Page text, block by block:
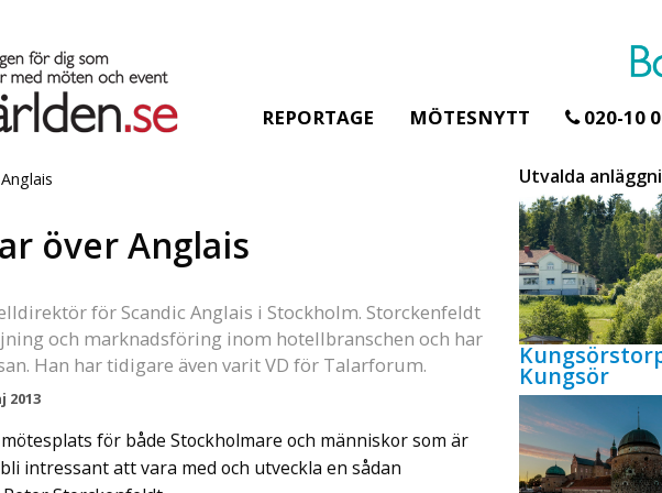
REPORTAGE MÖTESNYTT 020-10
över Anglais
för Scandic Anglais i Stockholm. Storckenfeldt
och marknadsföring inom hotellbranschen och har
Han har tidigare även varit VD för Talarforum.
2013
för både Stockholmare och människor som är
intressant att vara med och utveckla en sådan
Utvalda
Kungsör
julen
23
till en
Erbjudande från Åhus Seaside
Over erbjudande
Ta över ett helt hotell. På
stranden i Åhus. För grupper
Konferens. Under er vistelse är
hela hotellet ert ...